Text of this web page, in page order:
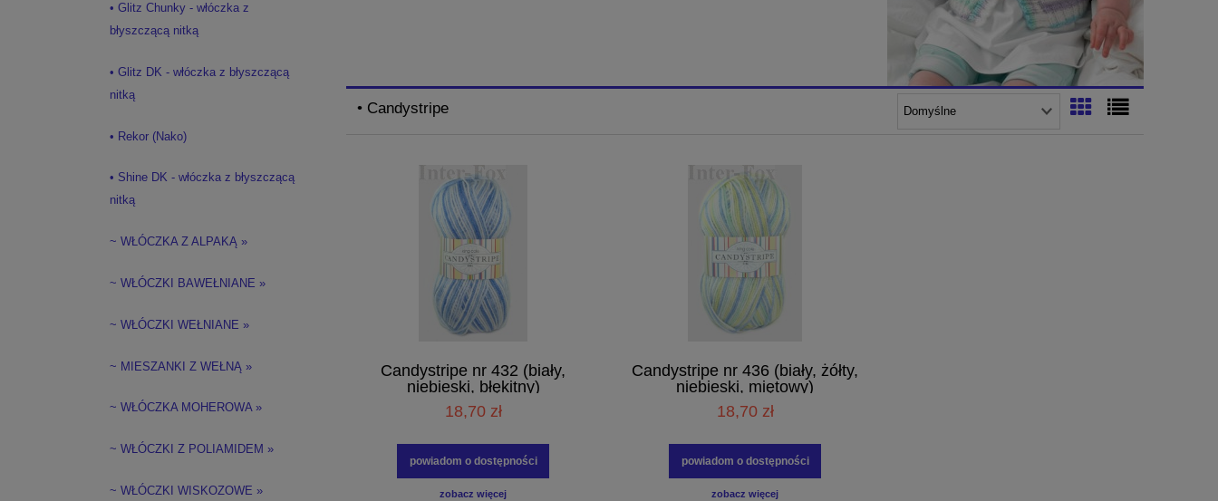
• Glitz Chunky - włóczka z
błyszczącą nitką
• Glitz DK - włóczka z błyszczącą
nitką
• Rekor (Nako)
• Shine DK - włóczka z błyszczącą
nitką
~ WŁÓCZKA Z ALPAKĄ »
~ WŁÓCZKI BAWEŁNIANE »
~ WŁÓCZKI WEŁNIANE »
~ MIESZANKI Z WEŁNĄ »
~ WŁÓCZKA MOHEROWA »
~ WŁÓCZKI Z POLIAMIDEM »
~ WŁÓCZKI WISKOZOWE »
• Candystripe
Candystripe nr 432 (biały,
niebieski, błękitny)
18,70 zł
powiadom o dostępności
zobacz więcej
Candystripe nr 436 (biały, żółty,
niebieski, miętowy)
18,70 zł
powiadom o dostępności
zobacz więcej